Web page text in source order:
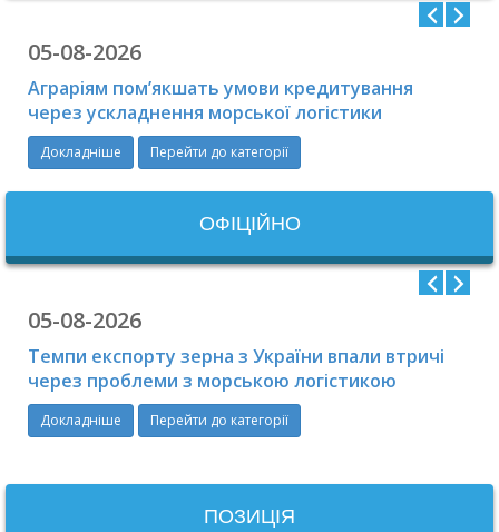
05-08-2026
Аграріям пом’якшать умови кредитування
через ускладнення морської логістики
Докладніше Перейти до категорії
ОФIЦIЙНО
05-08-2026
Темпи експорту зерна з України впали втричі
через проблеми з морською логістикою
Докладніше Перейти до категорії
ПОЗИЦІЯ